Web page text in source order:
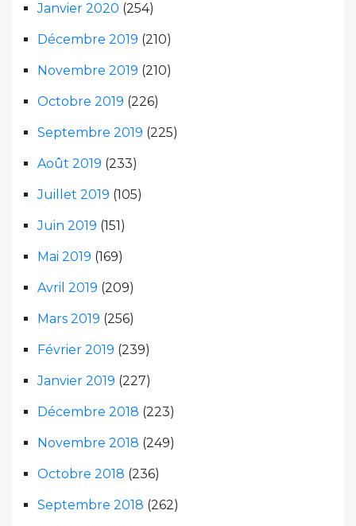
Janvier 2020 (254)
Décembre 2019 (210)
Novembre 2019 (210)
Octobre 2019 (226)
Septembre 2019 (225)
Août 2019 (233)
Juillet 2019 (105)
Juin 2019 (151)
Mai 2019 (169)
Avril 2019 (209)
Mars 2019 (256)
Février 2019 (239)
Janvier 2019 (227)
Décembre 2018 (223)
Novembre 2018 (249)
Octobre 2018 (236)
Septembre 2018 (262)